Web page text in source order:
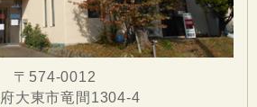
〒574-0012
大東市竜間1304-4